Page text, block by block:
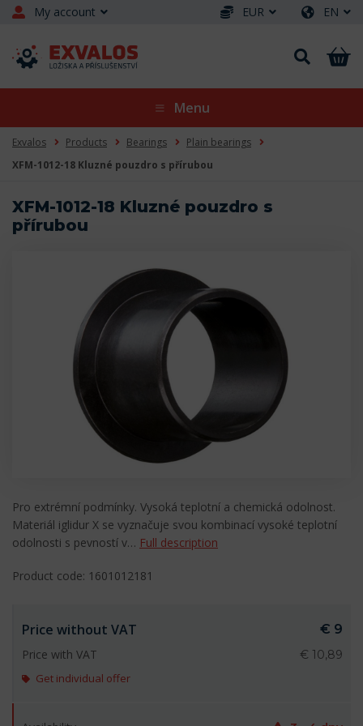
My account EUR EN
Menu
Exvalos Products Bearings
Plain bearings
XFM-1012-18 Kluzné pouzdro s přírubou
XFM-1012-18 Kluzné pouzdro s
přírubou
Pro extrémní podmínky. Vysoká teplotní a chemická odolnost.
Materiál iglidur X se vyznačuje svou kombinací vysoké teplotní
odolnosti s pevností v… Full description
Product code: 1601012181
Price without VAT
€ 9
Price with VAT
€ 10,89
Get individual offer